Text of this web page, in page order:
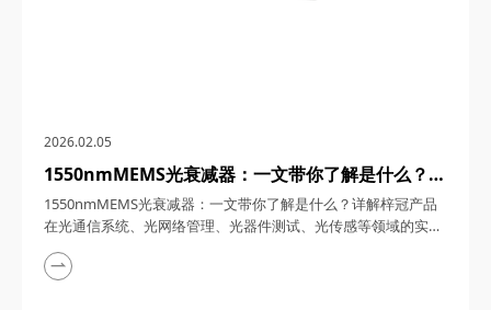
2026.02.05
1550nmMEMS光衰减器：一文带你了解是什么？详
解梓冠产品在光通信系统、光网络管理、光器件测
试、光传感等领域的实际应用
1550nmMEMS光衰减器：一文带你了解是什么？详解梓冠产品
在光通信系统、光网络管理、光器件测试、光传感等领域的实际
应用 1550nm MEMS光衰减器，在光通信与光传感技术高速发展
的今天，凭借其微米级精度、纳秒级响应及高度集成化设计，成